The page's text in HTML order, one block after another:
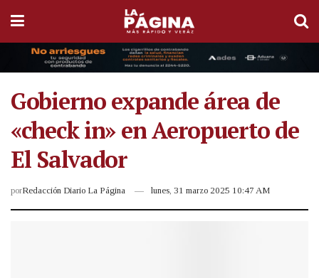
Gobierno expande área de
«check in» en Aeropuerto de
El Salvador
porRedacción Diario La Página lunes, 31 marzo 2025 10:47 AM